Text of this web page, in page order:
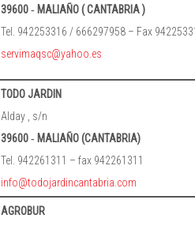
39600 ‐ MALIAÑO ( CANTABRIA )
Tel. 942253316 / 666297958 – Fax
servimaqsc@yahoo.es
TODO JARDIN
Alday , s/n
39600 ‐ MALIAÑO (CANTABRIA)
Tel. 942261311 – fax 942261311
info@todojardincantabria.com
AGROBUR